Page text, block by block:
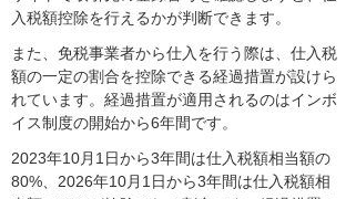
入税額控除を行えるかが判断できます。
また、免税事業者から仕入を行う際は、仕入税
額の一定の割合を控除できる経過措置が設けら
れています。経過措置が適用されるのはインボ
イス制度の開始から6年間です。
2023年10月1日から3年間は仕入税額相当額の
80%、2026年10月1日から3年間は仕入税額相